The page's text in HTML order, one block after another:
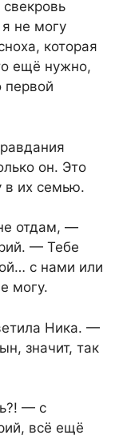
не могу
которая
ещё нужно,
первой
он. Это
в их семью.
отдам, —
— Тебе
с нами или
могу.
Ника. —
значит, так
— с
всё ещё